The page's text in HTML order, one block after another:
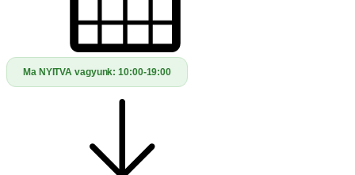
Ma NYITVA vagyunk:10:00-19:00